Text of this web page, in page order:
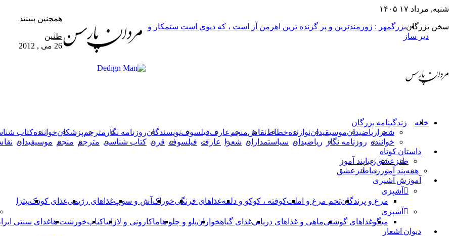
شنبه, مرداد ۱۷ ۱۴۰۵
سخن بزرگانبزرگمهر : زورمندترین و پر گزنده ترین اهرمن آز است ، که دیوی است ستمکار و
دیر ساز
خانه زندگینامه بزرگان
شعرا ریاضیدانموسیقیداننوازندهخطاطنقاشمنجم عارففیلسوفنویسندگانروزنامه نگار مترجمپزشکانخوانندهکتاب
خواننده روزنامه نگار ریاضیدان سیاستمداران شعرا عارف فیلسوف قرن کتاب شناسی مترجم منجم موسیقیدان
داستان کوتاه
طنز عشقزیباپند آموز
همهپند آموز زیباطنز عشق
آموزش آشپزی
آشپزی
مرغ و پرندگانتخم مرغ و املتکوفته ، کوکو و دلمهغذاهای فرنگیخوراک آش و سوپغذاهای رژیمیغذای کودکپیتزا
آشپزی
میگوغذاهای گوشتیماهی و غذاهای دریاییغذای گیاهخوارانپلو و چلو هاماکارونی و لازانیاکبابخورشت هاغذای سنتی
دیوان اشعار
همچنین ببینید
طنین
26 می , 2012
فیس
بوک
X
واتس
آپ
تلگرام
وایبر
دکمه
بازگشت